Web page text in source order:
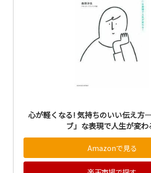
心が軽くなる! 気持ちのいい伝え方
ブ」な表現で人生が変わ
Amazonで見る